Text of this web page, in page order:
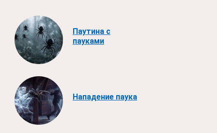
Паутина с
пауками
Нападение паука